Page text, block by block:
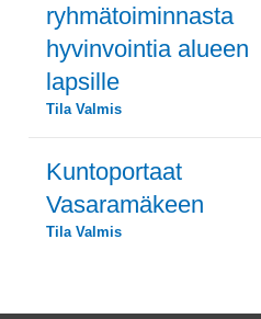
ryhmätoiminnasta
hyvinvointia alueen
lapsille
Tila Valmis
Kuntoportaat
Vasaramäkeen
Tila Valmis